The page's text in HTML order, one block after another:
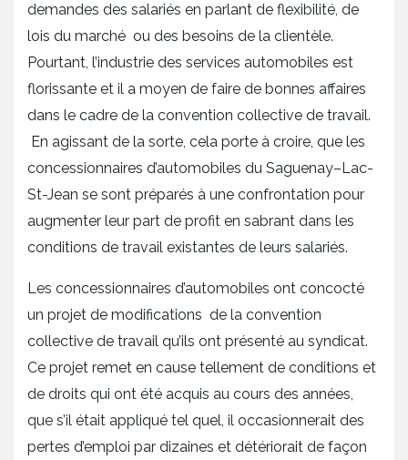
demandes des salariés en parlant de flexibilité, de
lois du marché ou des besoins de la clientèle.
Pourtant, l’industrie des services automobiles est
florissante et il a moyen de faire de bonnes affaires
dans le cadre de la convention collective de travail.
En agissant de la sorte, cela porte à croire, que les
concessionnaires d’automobiles du Saguenay–Lac-
St-Jean se sont préparés à une confrontation pour
augmenter leur part de profit en sabrant dans les
conditions de travail existantes de leurs salariés.
Les concessionnaires d’automobiles ont concocté
un projet de modifications de la convention
collective de travail qu’ils ont présenté au syndicat.
Ce projet remet en cause tellement de conditions et
de droits qui ont été acquis au cours des années,
que s’il était appliqué tel quel, il occasionnerait des
pertes d’emploi par dizaines et détériorait de façon